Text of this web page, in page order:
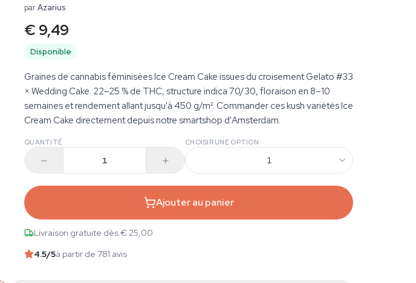
parAzarius
€ 9,49
Disponible
Graines de cannabis féminisées Ice Cream Cake issues du croisement Gelato #33
× Wedding Cake. 22–25 % de THC, structure indica 70/30, floraison en 8–10
semaines et rendement allant jusqu'à 450 g/m². Commander ces kush variétés Ice
Cream Cake directement depuis notre smartshop d'Amsterdam.
QUANTITÉ CHOISIR UNE OPTION
1
Ajouter au panier
Livraison gratuite dès € 25,00
4.5/5à partir de 781 avis